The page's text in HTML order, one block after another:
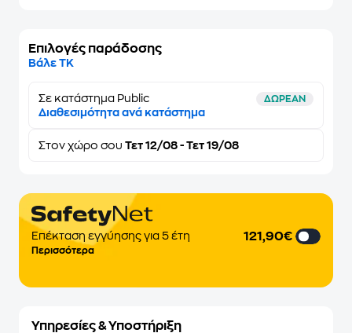
Επιλογές παράδοσης
Βάλε ΤΚ
Σε κατάστημα Public ΔΩΡΕΑΝ
Διαθεσιμότητα ανά κατάστημα
Στον χώρο σου Τετ 12/08 - Τετ 19/08
Επέκταση εγγύησης για 5 έτη
Περισσότερα
121,90€
Υπηρεσίες & Υποστήριξη